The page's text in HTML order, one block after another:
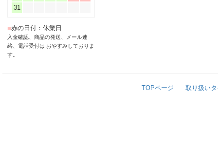
31
■赤の日付：休業日
入金確認、商品の発送、メール連
絡、電話受付は おやすみしておりま
す。
TOPページ 取り扱い